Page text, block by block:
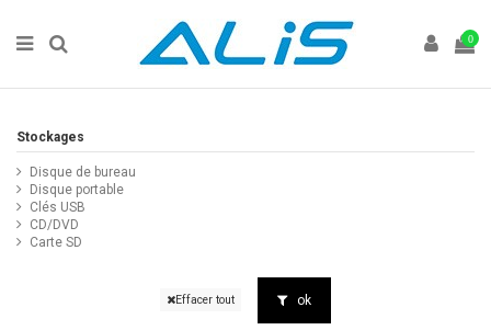
0
Stockages
Disque de bureau
Disque portable
Clés USB
CD/DVD
Carte SD
Effacer tout ok